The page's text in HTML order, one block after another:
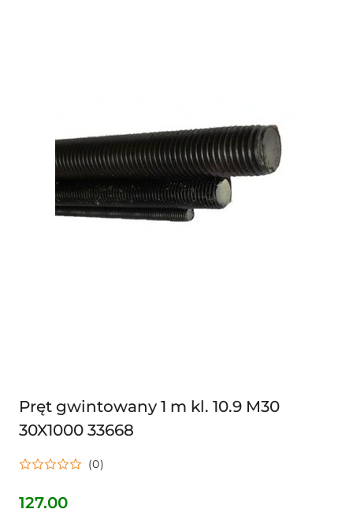
Pręt gwintowany 1 m kl. 10.9 M30
30X1000 33668
(0)
Cena:
127.00